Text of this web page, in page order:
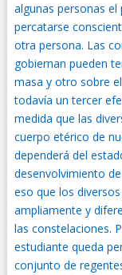
algunas personas
percatarse
otra persona. Las
gobiernan pueden
masa y otro sobre
todavía un tercer
medida que las
cuerpo etérico de
dependerá del
desenvolvimiento
eso que los
ampliamente y
las constelaciones.
estudiante queda
conjunto de